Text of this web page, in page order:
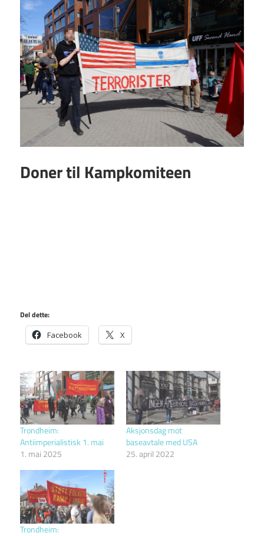
Doner til Kampkomiteen
Del dette:
Facebook X
Trondheim:
Antiimperialistisk 1. mai
1. mai 2025
Aksjonsdag mot
baseavtale med USA
25. april 2022
Trondheim: